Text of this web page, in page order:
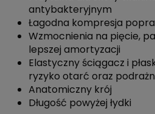
antybakteryjnym
Łagodna kompresja
Wzmocnienia na pięcie,
lepszej amortyzacji
Elastyczny ściągacz i
ryzyko otarć oraz
Anatomiczny krój
Długość powyżej łydki